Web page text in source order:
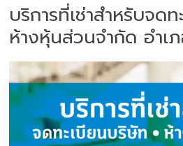
บริการที่เช่าสำหรับจด
ห้างหุ้นส่วนจำกัด อำเ